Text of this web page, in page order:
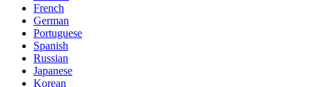
French
German
Portuguese
Spanish
Russian
Japanese
Korean